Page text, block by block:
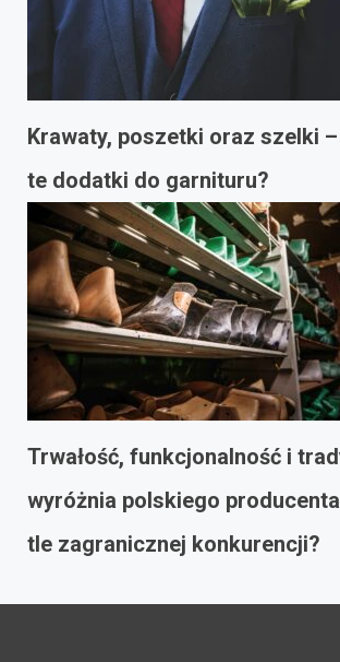
Krawaty, poszetki oraz szelki
te dodatki do garnituru?
Trwałość, funkcjonalność i
wyróżnia polskiego
tle zagranicznej konkurencji?